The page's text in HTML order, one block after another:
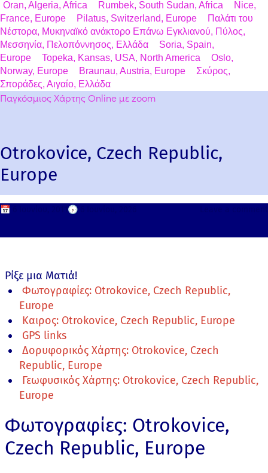
Oran, Algeria, Africa Rumbek, South Sudan, Africa
Nice,
France, Europe
Pilatus, Switzerland, Europe
Παλάτι του
Νέστορα, Μυκηναϊκό ανάκτορο Επάνω Εγκλιανού, Πύλος,
Μεσσηνία, Πελοπόννησος, Ελλάδα
Soria, Spain,
Europe
Topeka, Kansas, USA, North America
Oslo,
Norway, Europe
Braunau, Austria, Europe
Σκύρος,
Σποράδες, Αιγαίο, Ελλάδα
Παγκόσμιος Χάρτης Online με zoom
Otrokovice, Czech Republic,
Europe
📅 🕟
Ρίξε μια Ματιά!
Φωτογραφίες: Otrokovice, Czech Republic,
Europe
Καιρος: Otrokovice, Czech Republic, Europe
GPS links
Δορυφορικός Χάρτης: Otrokovice, Czech
Republic, Europe
Γεωφυσικός Χάρτης: Otrokovice, Czech Republic,
Europe
Φωτογραφίες: Otrokovice,
Czech Republic, Europe